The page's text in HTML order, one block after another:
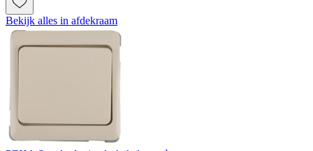
Bekijk alles in afdekraam